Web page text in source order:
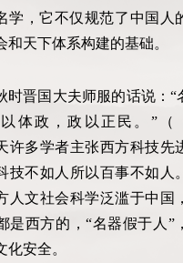
学，它不仅规范了中国人
和天下体系构建的基础。
时晋国大夫师服的话说：“
体政，政以正民。”（
许多学者主张西方科技先
技不如人所以百事不如人
人文社会科学泛滥于中国
是西方的，“名器假于人”
化安全。